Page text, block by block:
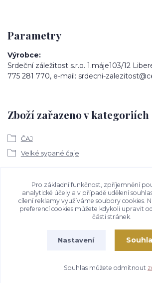
Parametry
Výrobce
Srdeční záležitost s.r.o. 1.máje103/12
775 281 770, e-mail: srdecni-
Zboží zařazeno v kategoriích
ČAJ
Velké sypané čaje
Ke stažení
Bezpečností upozornění
Vytvořeno na Eshop-
Pro základní funkčnost, zpříjemnění
analytické účely a v případě udělení
cílení reklamy využíváme soubory cookies.
preferencí cookies můžete kdykoli upravit
části stránek.
Nastavení
Souhlas můžete odmítnout